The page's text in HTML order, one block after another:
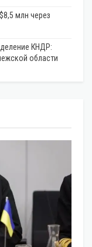
млн через
КНДР:
области